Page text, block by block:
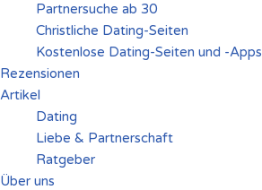
Partnersuche ab 30
Christliche Dating-Seiten
Kostenlose Dating-Seiten und -Apps
Rezensionen
Artikel
Dating
Liebe & Partnerschaft
Ratgeber
Über uns